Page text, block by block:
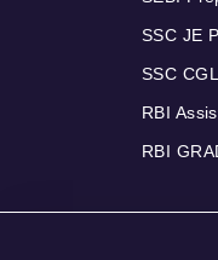
SSC JE
SSC
RBI
RBI